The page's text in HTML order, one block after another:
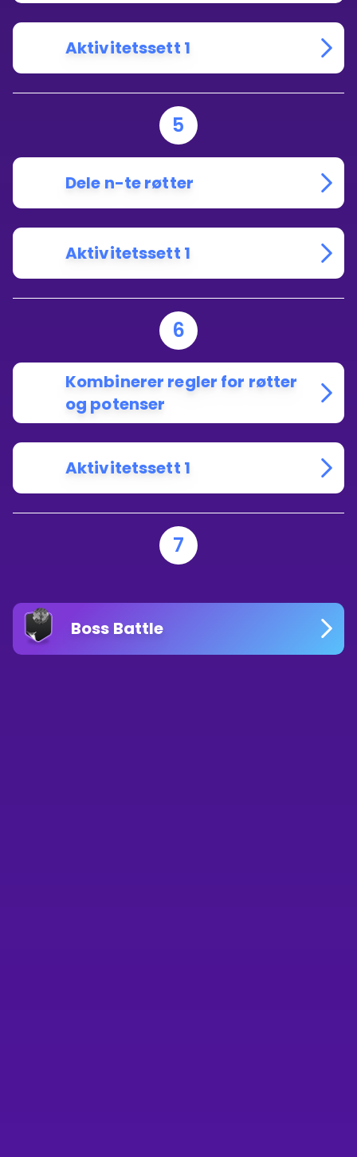
Aktivitetssett 1
5
Dele n-te røtter
Aktivitetssett 1
6
Kombinerer regler for røtter
og potenser
Aktivitetssett 1
7
Boss Battle